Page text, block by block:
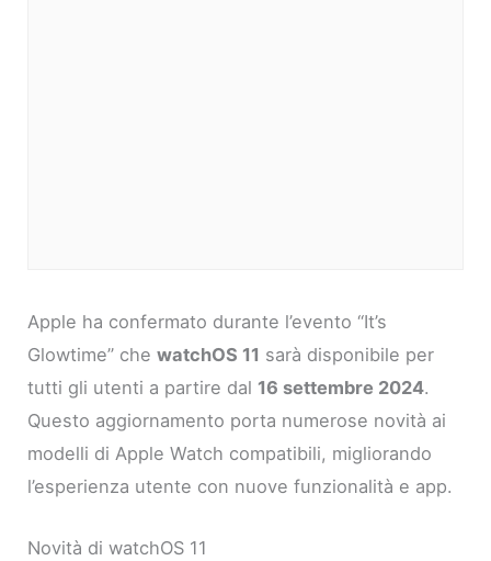
Apple ha confermato durante l’evento “It’s
Glowtime” chewatchOS 11 sarà disponibile per
tutti gli utenti a partire dal 16 settembre 2024.
Questo aggiornamento porta numerose novità ai
modelli di Apple Watch compatibili, migliorando
l’esperienza utente con nuove funzionalità e app.
Novità di watchOS 11